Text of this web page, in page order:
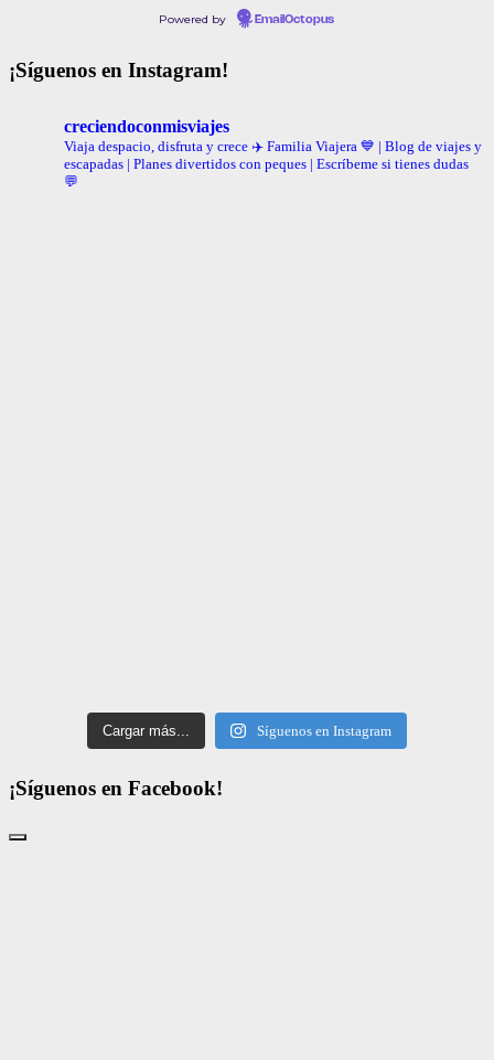
Powered by EmailOctopus
¡Síguenos en Instagram!
creciendoconmisviajes
Viaja despacio, disfruta y crece ✈️ Familia Viajera 💙 | Blog de viajes y
escapadas | Planes divertidos con peques | Escríbeme si tienes dudas
💬
Cargar más... Síguenos en Instagram
¡Síguenos en Facebook!